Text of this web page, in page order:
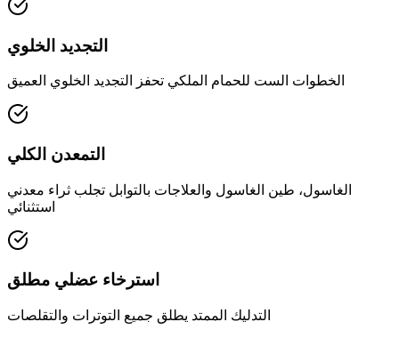
التجديد الخلوي
الخطوات الست للحمام الملكي تحفز التجديد الخلوي العميق
التمعدن الكلي
الغاسول، طين الغاسول والعلاجات بالتوابل تجلب ثراء معدني
استثنائي
استرخاء عضلي مطلق
التدليك الممتد يطلق جميع التوترات والتقلصات